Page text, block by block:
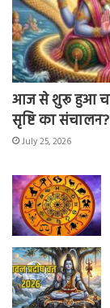
आज से शुरू हुआ
सृष्टि का संचालन?
July 25, 2026